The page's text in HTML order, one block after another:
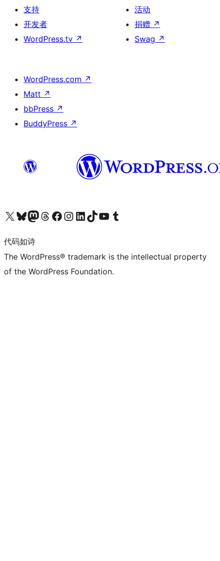
支持
开发者
WordPress.tv ↗
活动
捐赠 ↗
Swag ↗
WordPress.com ↗
Matt ↗
bbPress ↗
BuddyPress ↗
关注我们的 X（原 Twitter）账号访问我们的 Bluesky 账号关注我们的 Mastodon 账号访问我们的 Threads 账号 访问我们的 Facebook 公共主页关注我们的 Instagram 账号 关注我们的 LinkedIn 主页访问我们的 TikTok 账号访问我们的 YouTube 频道 访问我们的 Tumblr 账号
代码如诗
The WordPress® trademark is the intellectual property
of the WordPress Foundation.